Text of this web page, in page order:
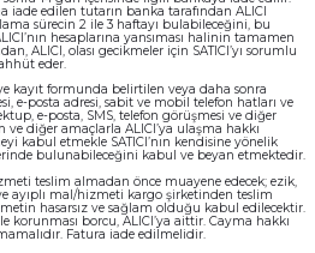
iade edilen tutarın banka tarafından ALICI
sürecin 2 ile 3 haftayı bulabileceğini, bu
hesaplarına yansıması halinin tamamen
ALICI, olası gecikmeler için SATICI’yı sorumlu
eder.
kayıt formunda belirtilen veya daha sonra
e-posta adresi, sabit ve mobil telefon hatları ve
e-posta, SMS, telefon görüşmesi ve diğer
diğer amaçlarla ALICI’ya ulaşma hakkı
kabul etmekle SATICI’nın kendisine yönelik
bulunabileceğini kabul ve beyan etmektedir.
teslim almadan önce muayene edecek; ezik,
ve ayıplı mal/hizmeti kargo şirketinden teslim
hasarsız ve sağlam olduğu kabul edilecektir.
korunması borcu, ALICI’ya aittir. Cayma hakkı
Fatura iade edilmelidir.